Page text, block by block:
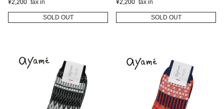
¥2,200
SOLD OUT
¥2,200
SOLD OUT